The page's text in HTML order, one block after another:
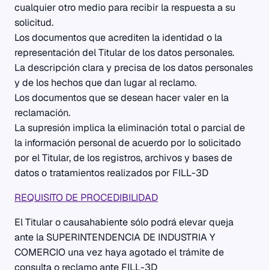
cualquier otro medio para recibir la respuesta a su
solicitud.
Los documentos que acrediten la identidad o la
representación del Titular de los datos personales.
La descripción clara y precisa de los datos personales
y de los hechos que dan lugar al reclamo.
Los documentos que se desean hacer valer en la
reclamación.
La supresión implica la eliminación total o parcial de
la información personal de acuerdo por lo solicitado
por el Titular, de los registros, archivos y bases de
datos o tratamientos realizados por FILL-3D
REQUISITO DE PROCEDIBILIDAD
El Titular o causahabiente sólo podrá elevar queja
ante la SUPERINTENDENCIA DE INDUSTRIA Y
COMERCIO una vez haya agotado el trámite de
consulta o reclamo ante FILL-3D